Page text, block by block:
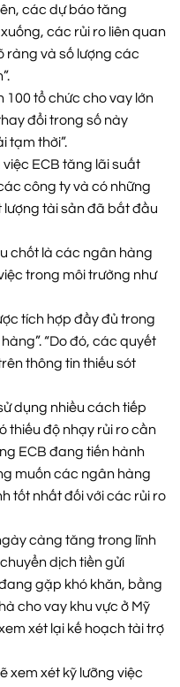
các dự báo tăng
các rủi ro liên quan
ràng và số lượng các
100 tổ chức cho vay lớn
đổi trong số này
tạm thời”.
ECB tăng lãi suất
công ty và có những
lượng tài sản đã bắt đầu
chốt là các ngân hàng
trong môi trường như
tích hợp đầy đủ trong
“Do đó, các quyết
thông tin thiếu sót
dụng nhiều cách tiếp
thiếu độ nhạy rủi ro cần
ECB đang tiến hành
muốn các ngân hàng
tốt nhất đối với các rủi ro
càng tăng trong lĩnh
dịch tiền gửi
gặp khó khăn, bằng
cho vay khu vực ở Mỹ
xét lại kế hoạch tài trợ
xem xét kỹ lưỡng việc